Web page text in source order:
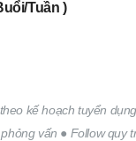
Tuần )
của công ty. ● Tìm kiếm, tiếp
vấn ● Follow